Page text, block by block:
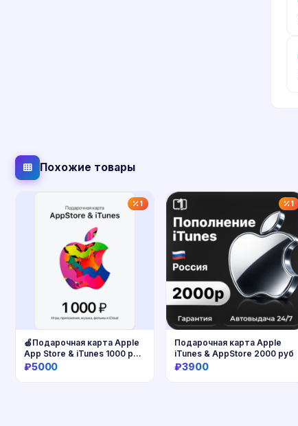
Похожие товары
1
🍏Подарочная карта Apple
App Store & iTunes 1000 руб
🔥
₽5000
1
Подарочная карта Apple
iTunes & AppStore 2000 руб
₽3900